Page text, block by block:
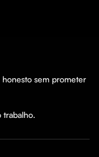
sem prometer
trabalho.